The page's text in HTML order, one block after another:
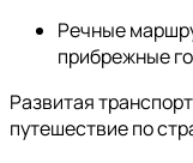
Речные
прибрежные
Развитая
путешествие по